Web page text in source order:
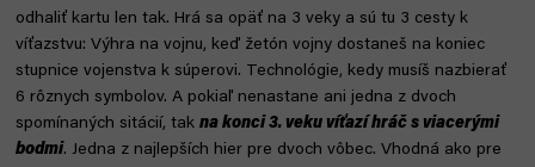
odhaliť kartu len tak. Hrá sa opäť na 3 veky a sú tu 3 cesty k
víťazstvu: Výhra na vojnu, keď žetón vojny dostaneš na koniec
stupnice vojenstva k súperovi. Technológie, kedy musíš nazbierať
6 rôznych symbolov. A pokiaľ nenastane ani jedna z dvoch
spomínaných sitácií, tak na konci 3. veku víťazí hráč s viacerými
bodmi. Jedna z najlepších hier pre dvoch vôbec. Vhodná ako pre